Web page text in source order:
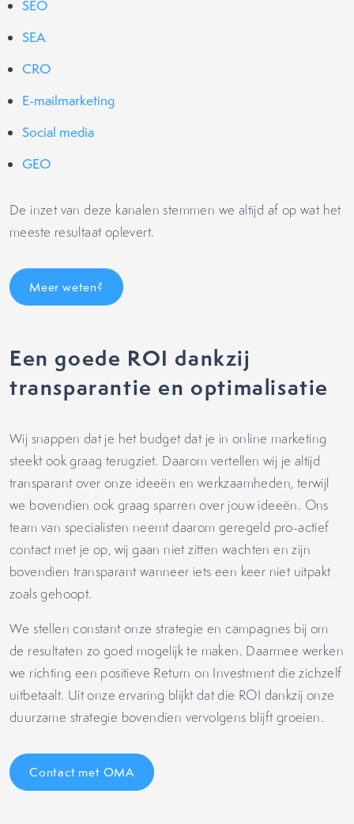
SEO
SEA
CRO
E-mailmarketing
Social media
GEO
De inzet van deze kanalen stemmen we altijd af op wat het
meeste resultaat oplevert.
Meer weten?
Een goede ROI dankzij
transparantie en optimalisatie
Wij snappen dat je het budget dat je in online marketing
steekt ook graag terugziet. Daarom vertellen wij je altijd
transparant over onze ideeën en werkzaamheden, terwijl
we bovendien ook graag sparren over jouw ideeën. Ons
team van specialisten neemt daarom geregeld pro-actief
contact met je op, wij gaan niet zitten wachten en zijn
bovendien transparant wanneer iets een keer niet uitpakt
zoals gehoopt.
We stellen constant onze strategie en campagnes bij om
de resultaten zo goed mogelijk te maken. Daarmee werken
we richting een positieve Return on Investment die zichzelf
uitbetaalt. Uit onze ervaring blijkt dat die ROI dankzij onze
duurzame strategie bovendien vervolgens blijft groeien.
Contact met OMA